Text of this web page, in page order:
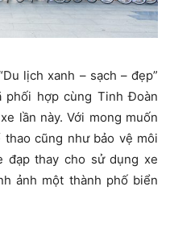
lịch xanh – sạch – đẹp”
phối hợp cùng Tinh Đoàn
lần này. Với mong muốn
cũng như bảo vệ môi
đạp thay cho sử dụng xe
ảnh một thành phố biển